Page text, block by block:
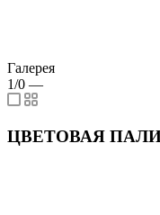
Галерея
1/0 —
ЦВЕТОВАЯ